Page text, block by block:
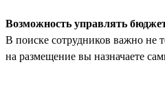
Возможность управлять
В поиске сотрудников важно не
на размещение вы назначаете